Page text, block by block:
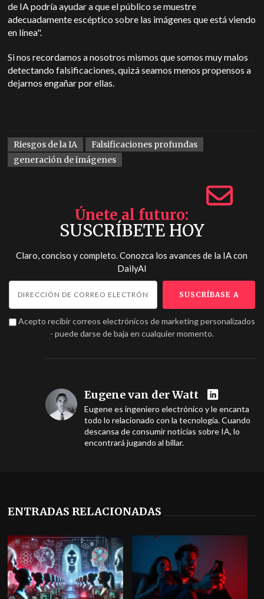
de IA podría ayudar a que el público se muestre
adecuadamente escéptico sobre las imágenes que está viendo
en línea".
Si nos recordamos a nosotros mismos que somos muy malos
detectando falsificaciones, quizá seamos menos propensos a
dejarnos engañar por ellas.
Riesgos de la IA
Falsificaciones profundas
generación de imágenes
Únete al futuro
SUSCRÍBETE HOY
Claro, conciso y completo. Conozca los avances de la IA con
DailyAI
Acepto recibir correos electrónicos de marketing personalizados
- puede darse de baja en cualquier momento.
Eugene van der Watt
Eugene es ingeniero electrónico y le encanta
todo lo relacionado con la tecnología. Cuando
descansa de consumir noticias sobre IA, lo
encontrará jugando al billar.
ENTRADAS RELACIONADAS